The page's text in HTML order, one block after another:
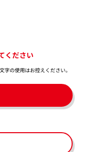
ください
の使用はお控えください。​